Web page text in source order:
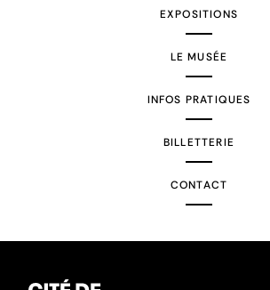
EXPOSITIONS
LE MUSÉE
INFOS PRATIQUES
BILLETTERIE
CONTACT